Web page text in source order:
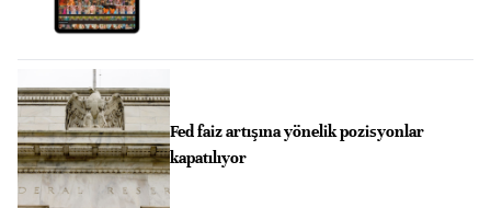
Fed faiz artışına yönelik pozisyonlar
kapatılıyor